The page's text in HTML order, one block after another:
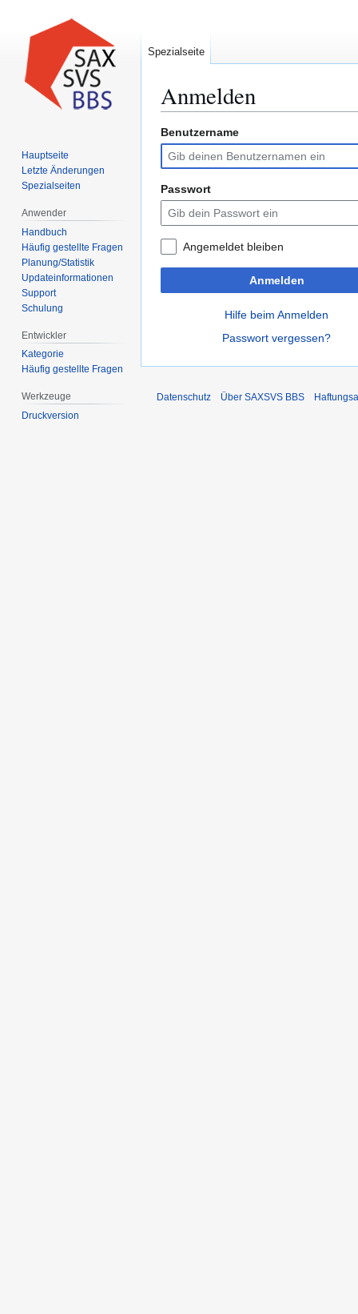
Anmelden
Zur
Navigation
springen
Zur
Suche
springen
Benutzername
Passwort
Angemeldet bleiben
Anmelden
Hilfe beim Anmelden
Passwort vergessen?
Spezialseite
Hauptseite
Letzte Änderungen
Spezialseiten
Anwender
Handbuch
Häufig gestellte Fragen
Planung/Statistik
Updateinformationen
Support
Schulung
Entwickler
Kategorie
Häufig gestellte Fragen
Werkzeuge
Druckversion
Datenschutz Über SAXSVS BBS